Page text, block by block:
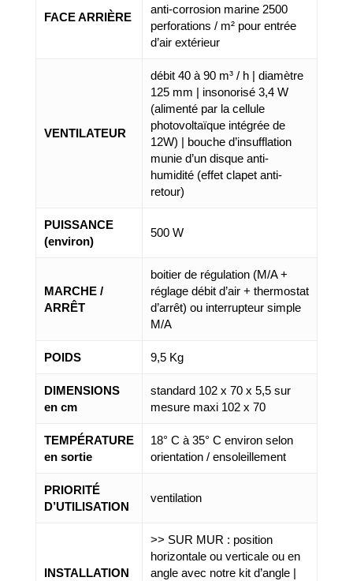
FACE ARRIÈRE
anti-corrosion marine 2500
perforations / m² pour entrée
d’air extérieur
VENTILATEUR
débit 40 à 90 m³ / h | diamètre
125 mm | insonorisé 3,4 W
(alimenté par la cellule
photovoltaïque intégrée de
12W) | bouche d’insufflation
munie d’un disque anti-
humidité (effet clapet anti-
retour)
PUISSANCE
(environ)
500 W
MARCHE /
ARRÊT
boitier de régulation (M/A +
réglage débit d’air + thermostat
d’arrêt) ou interrupteur simple
M/A
POIDS 9,5 Kg
DIMENSIONS
en cm
standard 102 x 70 x 5,5 sur
mesure maxi 102 x 70
TEMPÉRATURE
en sortie
18° C à 35° C environ selon
orientation / ensoleillement
PRIORITÉ
D’UTILISATION
ventilation
INSTALLATION
>> SUR MUR : position
horizontale ou verticale ou en
angle avec notre kit d’angle |
Gamme standard
Grands bâtiments